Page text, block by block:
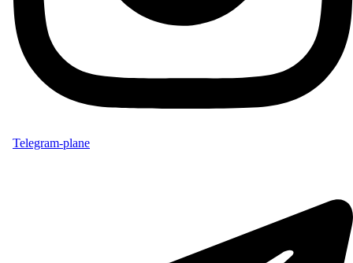
Telegram-plane